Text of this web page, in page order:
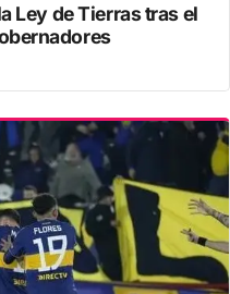
Ley de Tierras tras el